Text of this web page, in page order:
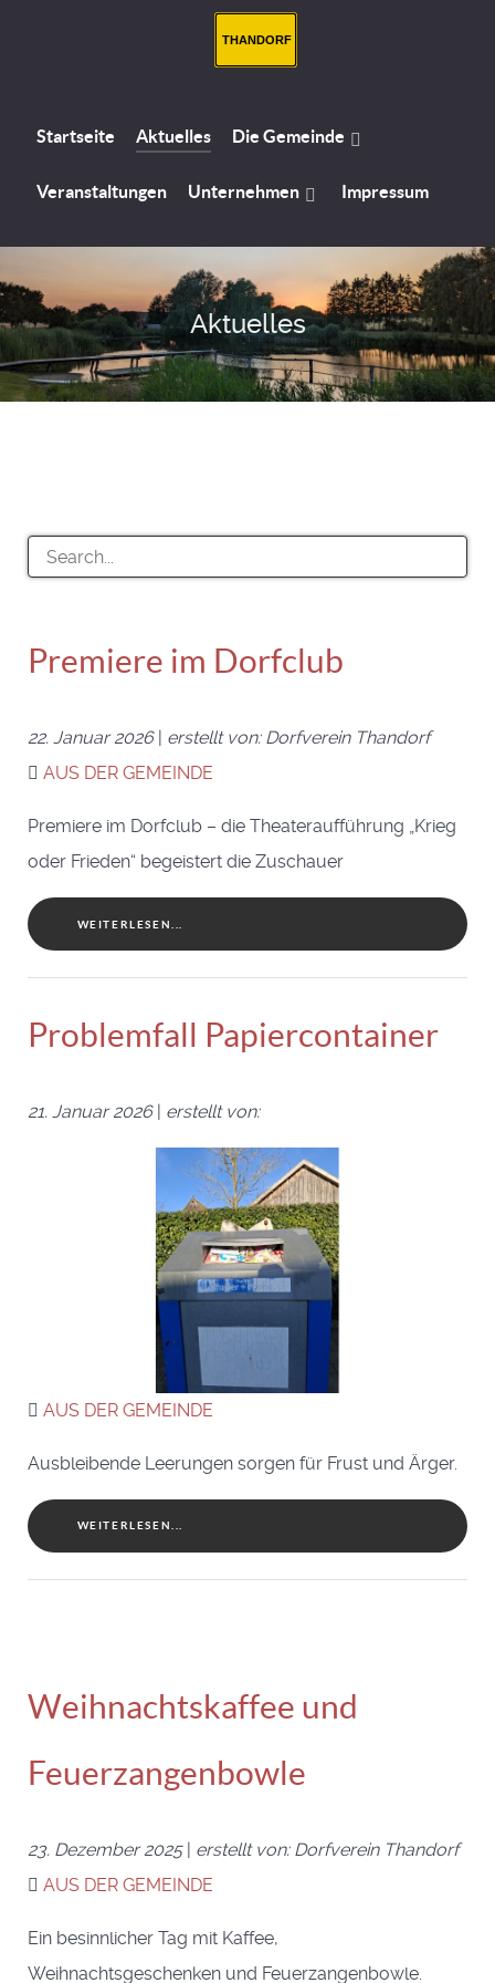
THANDORF
Startseite Aktuelles Die Gemeinde
Veranstaltungen Unternehmen Impressum
Aktuelles
Premiere im Dorfclub
22. Januar 2026
erstellt von: Dorfverein Thandorf
AUS DER GEMEINDE
Premiere im Dorfclub – die Theateraufführung „Krieg
oder Frieden“ begeistert die Zuschauer
WEITERLESEN...
Problemfall Papiercontainer
21. Januar 2026 erstellt von:
AUS DER GEMEINDE
Ausbleibende Leerungen sorgen für Frust und Ärger.
WEITERLESEN...
Weihnachtskaffee und
Feuerzangenbowle
23. Dezember 2025 | erstellt von: Dorfverein Thandorf
AUS DER GEMEINDE
Ein besinnlicher Tag mit Kaffee,
Weihnachtsgeschenken und Feuerzangenbowle.